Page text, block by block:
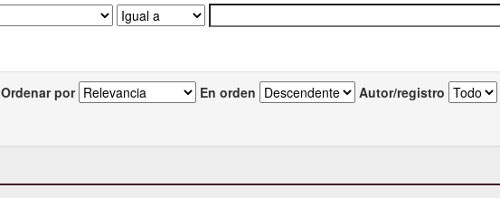
Ordenar por En orden Autor/registro